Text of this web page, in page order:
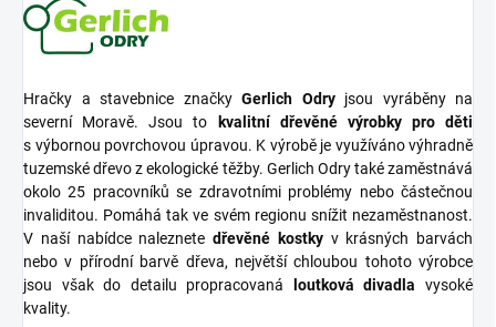
Hračky a stavebnice značky Gerlich Odryjsou vyráběny na
severní Moravě. Jsou to
kvalitní dřevěné výrobky pro děti
s výbornou povrchovou úpravou. K výrobě je využíváno výhradně
tuzemské dřevo z ekologické těžby. Gerlich Odry také zaměstnává
okolo 25 pracovníků se zdravotními problémy nebo částečnou
invaliditou. Pomáhá tak ve svém regionu snížit nezaměstnanost.
V naší nabídce naleznete dřevěné kostkyv krásných barvách
nebo v přírodní barvě dřeva, největší chloubou tohoto výrobce
jsou však do detailu propracovaná loutková divadla vysoké
kvality.